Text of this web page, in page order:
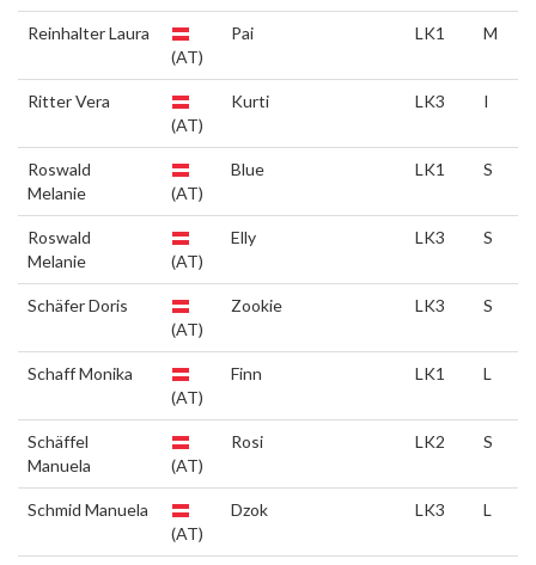
Reinhalter Laura
(AT)
Pai LK1 M
Ritter Vera
(AT)
Kurti LK3 I
Roswald
Melanie
(AT)
Blue LK1 S
Roswald
Melanie
(AT)
Elly LK3 S
Schäfer Doris
(AT)
Zookie LK3 S
Schaff Monika
(AT)
Finn LK1 L
Schäffel
Manuela
(AT)
Rosi LK2 S
Schmid Manuela
(AT)
Dzok LK3 L